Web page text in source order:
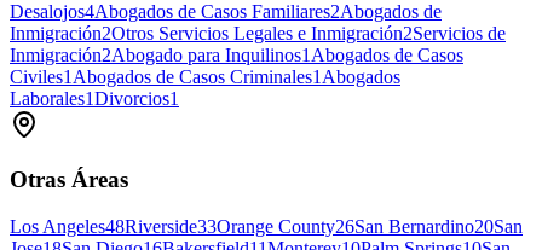
Desalojos4Abogados de Casos Familiares2Abogados de
Inmigración2Otros Servicios Legales e Inmigración2Servicios de
Inmigración2Abogado para Inquilinos1Abogados de Casos
Civiles1Abogados de Casos Criminales1Abogados
Laborales1Divorcios1
Otras Áreas
Los Angeles48Riverside33Orange County26San Bernardino20San